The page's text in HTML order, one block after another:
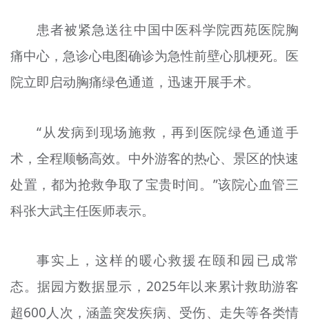
患者被紧急送往中国中医科学院西苑医院胸
痛中心，急诊心电图确诊为急性前壁心肌梗死。医
院立即启动胸痛绿色通道，迅速开展手术。
“从发病到现场施救，再到医院绿色通道手
术，全程顺畅高效。中外游客的热心、景区的快速
处置，都为抢救争取了宝贵时间。”该院心血管三
科张大武主任医师表示。
事实上，这样的暖心救援在颐和园已成常
态。据园方数据显示，2025年以来累计救助游客
超600人次，涵盖突发疾病、受伤、走失等各类情